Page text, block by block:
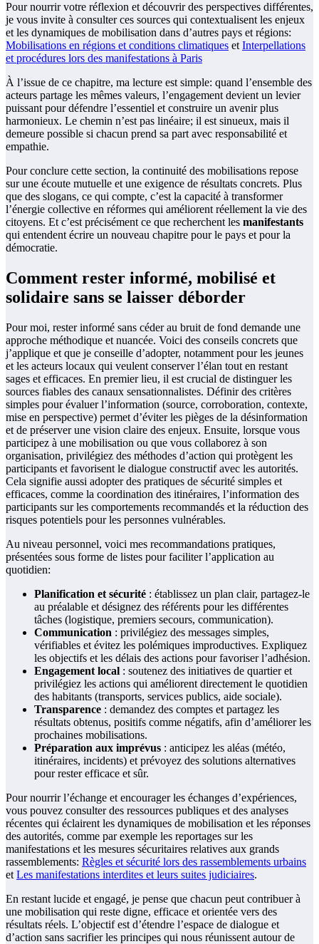
Pour nourrir votre réflexion et découvrir des perspectives différentes,
je vous invite à consulter ces sources qui contextualisent les enjeux
et les dynamiques de mobilisation dans d’autres pays et régions:
Mobilisations en régions et conditions climatiques et Interpellations
et procédures lors des manifestations à Paris
À l’issue de ce chapitre, ma lecture est simple: quand l’ensemble des
acteurs partage les mêmes valeurs, l’engagement devient un levier
puissant pour défendre l’essentiel et construire un avenir plus
harmonieux. Le chemin n’est pas linéaire; il est sinueux, mais il
demeure possible si chacun prend sa part avec responsabilité et
empathie.
Pour conclure cette section, la continuité des mobilisations repose
sur une écoute mutuelle et une exigence de résultats concrets. Plus
que des slogans, ce qui compte, c’est la capacité à transformer
l’énergie collective en réformes qui améliorent réellement la vie des
citoyens. Et c’est précisément ce que recherchent les manifestants
qui entendent écrire un nouveau chapitre pour le pays et pour la
démocratie.
Comment rester informé, mobilisé et
solidaire sans se laisser déborder
Pour moi, rester informé sans céder au bruit de fond demande une
approche méthodique et nuancée. Voici des conseils concrets que
j’applique et que je conseille d’adopter, notamment pour les jeunes
et les acteurs locaux qui veulent conserver l’élan tout en restant
sages et efficaces. En premier lieu, il est crucial de distinguer les
sources fiables des canaux sensationnalistes. Définir des critères
simples pour évaluer l’information (source, corroboration, contexte,
mise en perspective) permet d’éviter les pièges de la désinformation
et de préserver une vision claire des enjeux. Ensuite, lorsque vous
participez à une mobilisation ou que vous collaborez à son
organisation, privilégiez des méthodes d’action qui protègent les
participants et favorisent le dialogue constructif avec les autorités.
Cela signifie aussi adopter des pratiques de sécurité simples et
efficaces, comme la coordination des itinéraires, l’information des
participants sur les comportements recommandés et la réduction des
risques potentiels pour les personnes vulnérables.
Au niveau personnel, voici mes recommandations pratiques,
présentées sous forme de listes pour faciliter l’application au
quotidien:
Planification et sécurité : établissez un plan clair, partagez-le
au préalable et désignez des référents pour les différentes
tâches (logistique, premiers secours, communication).
Communication : privilégiez des messages simples,
vérifiables et évitez les polémiques improductives. Expliquez
les objectifs et les délais des actions pour favoriser l’adhésion.
Engagement local : soutenez des initiatives de quartier et
privilégiez les actions qui améliorent directement le quotidien
des habitants (transports, services publics, aide sociale).
Transparence : demandez des comptes et partagez les
résultats obtenus, positifs comme négatifs, afin d’améliorer les
prochaines mobilisations.
Préparation aux imprévus : anticipez les aléas (météo,
itinéraires, incidents) et prévoyez des solutions alternatives
pour rester efficace et sûr.
Pour nourrir l’échange et encourager les échanges d’expériences,
vous pouvez consulter des ressources publiques et des analyses
récentes qui éclairent les dynamiques de mobilisation et les réponses
des autorités, comme par exemple les reportages sur les
manifestations et les mesures sécuritaires relatives aux grands
rassemblements: Règles et sécurité lors des rassemblements urbains
et Les manifestations interdites et leurs suites judiciaires.
En restant lucide et engagé, je pense que chacun peut contribuer à
une mobilisation qui reste digne, efficace et orientée vers des
résultats réels. L’objectif est d’étendre l’espace de dialogue et
d’action sans sacrifier les principes qui nous réunissent autour de